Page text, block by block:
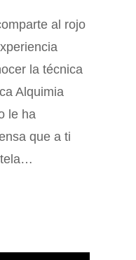
al rojo
la técnica
Alquimia
le ha
que a ti